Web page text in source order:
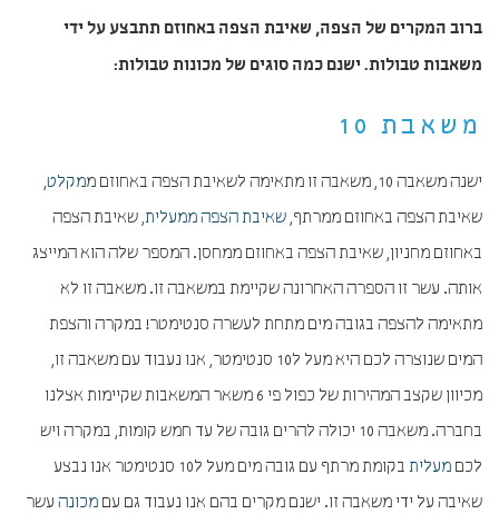
ברוב המקרים של הצפה, שאיבת הצפה באחוזם תתבצע על ידי
משאבות טבולות. ישנם כמה סוגים של מכונות טבולות:
משאבת 10
ישנה משאבה 10, משאבה זו מתאימה לשאיבת הצפה באחוזם מ מקלט,
שאיבת הצפה באחוזם ממרתף,שאיבת הצפה ממעלית, שאיבת הצפה
באחוזם מחניון, שאיבת הצפה באחוזם ממחסן. המספר שלה הוא המייצג
אותה. עשר זו הספרה האחרונה שקיימת במשאבה זו. משאבה זו לא
מתאימה להצפה בגובה מים מתחת לעשרה סנטימטר! במקרה והצפת
המים שנוצרה לכם היא מעל ל10 סנטימטר, אנו נעבוד עם משאבה זו,
מכיוון שקצב המהירות של כפול פי 6 משאר המשאבות שקיימות אצלנו
בחברה. משאבה 10 יכולה להרים גובה של עד חמש קומות, במקרה ויש
לכם מעלית
בקומת מרתף עם גובה מים מעל ל10 סנטימטר אנו נבצע
שאיבה על ידי משאבה זו. ישנם מקרים בהם אנו נעבוד גם עם מכונה עשר